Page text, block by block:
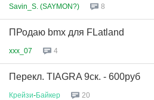
Savin_S. (SAYMON?) 8
ПРодаю bmx для FLatland
xxx_07 4
Перекл. TIAGRA 9ск. - 600руб
Крейзи-Байкер 20